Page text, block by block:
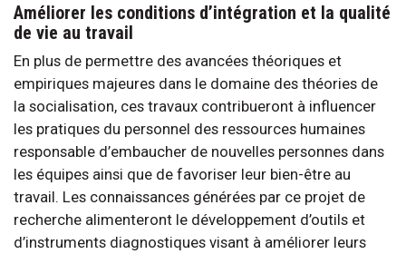
Améliorer les conditions d’intégration et la qualité
de vie au travail
En plus de permettre des avancées théoriques et
empiriques majeures dans le domaine des théories de
la socialisation, ces travaux contribueront à influencer
les pratiques du personnel des ressources humaines
responsable d’embaucher de nouvelles personnes dans
les équipes ainsi que de favoriser leur bien-être au
travail. Les connaissances générées par ce projet de
recherche alimenteront le développement d’outils et
d’instruments diagnostiques visant à améliorer leurs